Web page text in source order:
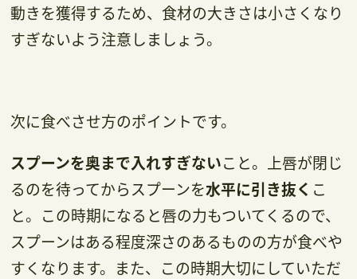
動きを獲得するため、食材の大きさは小さくなり
すぎないよう注意しましょう。
次に食べさせ方のポイントです。
スプーンを奥まで入れすぎないこと。上唇が閉じ
るのを待ってからスプーンを水平に引き抜く こ
と。この時期になると唇の力もついてくるので、
スプーンはある程度深さのあるものの方が食べや
すくなります。また、この時期大切にしていただ